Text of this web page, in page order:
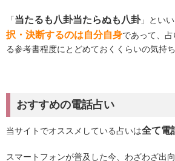
「当たるも八卦当たらぬも八卦」とい
択・決断するのは自分自身であって、
る参考書程度にとどめておくくらいの気持ち
おすすめの電話占い
当サイトでオススメしている占いは全て電
スマートフォンが普及した今、わざわざ出